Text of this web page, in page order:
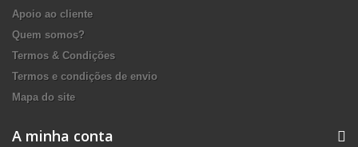
Apoio ao cliente
Quem somos?
Termos & Condições
Termos e condições de envio
Mapa do site
A minha conta